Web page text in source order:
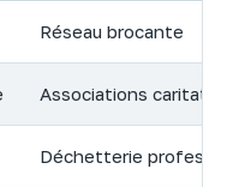
Réseau brocante
Associations
Déchetterie